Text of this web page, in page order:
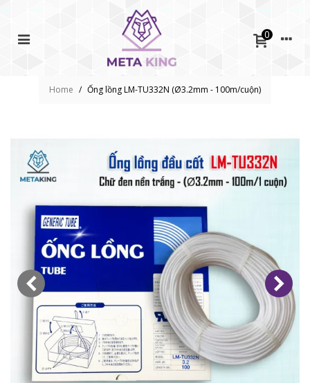
0
Home / Ống lồng LM-TU332N (Ø3.2mm - 100m/cuộn)